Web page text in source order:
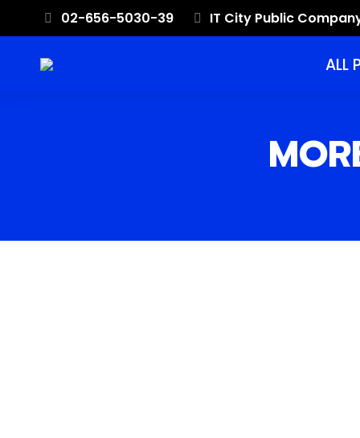
02-656-5030-39 IT City Public
ALL